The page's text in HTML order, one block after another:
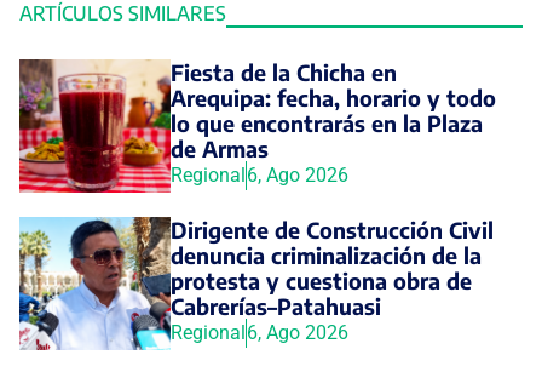
ARTÍCULOS SIMILARES
Fiesta de la Chicha en
Arequipa: fecha, horario y todo
lo que encontrarás en la Plaza
de Armas
Regional 6, Ago 2026
Dirigente de Construcción Civil
denuncia criminalización de la
protesta y cuestiona obra de
Cabrerías–Patahuasi
Regional 6, Ago 2026